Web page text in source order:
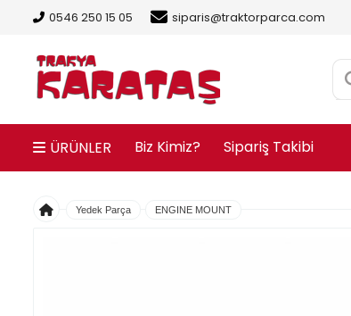
0546 250 15 05 siparis@traktorparca.com
ÜRÜNLER Biz Kimiz? Sipariş Takibi
Yedek Parça ENGINE MOUNT